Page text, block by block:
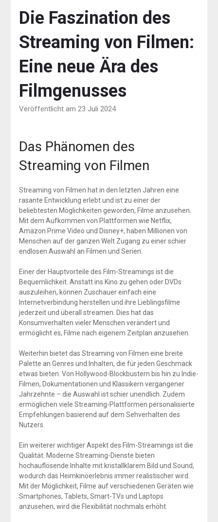
Die Faszination des
Streaming von Filmen:
Eine neue Ära des
Filmgenusses
Veröffentlicht am 23 Juli 2024
Das Phänomen des
Streaming von Filmen
Streaming von Filmen hat in den letzten Jahren eine
rasante Entwicklung erlebt und ist zu einer der
beliebtesten Möglichkeiten geworden, Filme anzusehen.
Mit dem Aufkommen von Plattformen wie Netflix,
Amazon Prime Video und Disney+, haben Millionen von
Menschen auf der ganzen Welt Zugang zu einer schier
endlosen Auswahl an Filmen und Serien.
Einer der Hauptvorteile des Film-Streamings ist die
Bequemlichkeit. Anstatt ins Kino zu gehen oder DVDs
auszuleihen, können Zuschauer einfach eine
Internetverbindung herstellen und ihre Lieblingsfilme
jederzeit und überall streamen. Dies hat das
Konsumverhalten vieler Menschen verändert und
ermöglicht es, Filme nach eigenem Zeitplan anzusehen.
Weiterhin bietet das Streaming von Filmen eine breite
Palette an Genres und Inhalten, die für jeden Geschmack
etwas bieten. Von Hollywood-Blockbustern bis hin zu Indie-
Filmen, Dokumentationen und Klassikern vergangener
Jahrzehnte – die Auswahl ist schier unendlich. Zudem
ermöglichen viele Streaming-Plattformen personalisierte
Empfehlungen basierend auf dem Sehverhalten des
Nutzers.
Ein weiterer wichtiger Aspekt des Film-Streamings ist die
Qualität. Moderne Streaming-Dienste bieten
hochauflösende Inhalte mit kristallklarem Bild und Sound,
wodurch das Heimkinoerlebnis immer realistischer wird.
Mit der Möglichkeit, Filme auf verschiedenen Geräten wie
Smartphones, Tablets, Smart-TVs und Laptops
anzusehen, wird die Flexibilität nochmals erhöht.